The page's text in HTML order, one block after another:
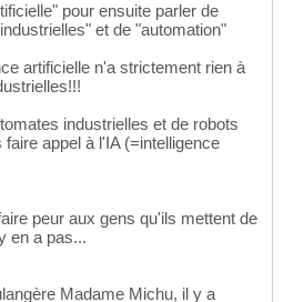
pour ensuite parler de
et de "automation"
artificielle n'a strictement rien à
industrielles et de robots
appel à l'IA (=intelligence
peur aux gens qu'ils mettent de
en a pas...
Madame Michu, il y a